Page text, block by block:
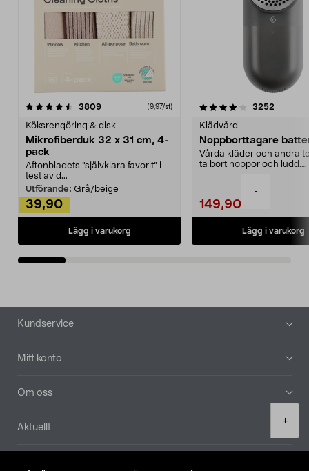
-
+
3809recensioner (9,97/st)
Köksrengöring & disk
Mikrofiberduk 32 x 31 cm, 4-
pack
Aftonbladets "självklara favorit” i
test av d...
Utförande: Grå/beige
39,90
Lägg i varukorg
4.0av 5 stjärnor 3252
Klädvård
Noppborttagare
Vårda kläder och andra
ta bort noppor och ludd.
149,90
Lägg i varukorg
4.5av 5 stjärnor
Sidfot
Kundservice
Mitt konto
Om oss
Aktuellt